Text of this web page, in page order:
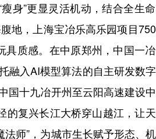
身”更显灵活机动，结合全生
地，上海宝冶乐高乐园项目
具质感。在中原郑州，中国一
融入AI模型算法的自主研发数
国十九冶开州至云阳高速建设
的复兴长江大桥穿山越江，让
师”，为城市生长赋予形态、